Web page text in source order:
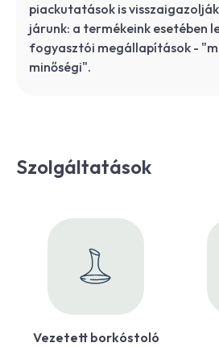
piackutatások is
járunk: a termékeink esetében
fogyasztói megállapítások -
minőségi".
Szolgáltatások
Vezetett borkóstoló